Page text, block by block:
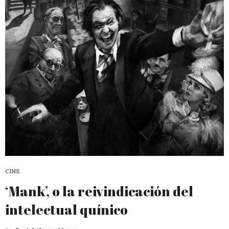
CINE
‘Mank’, o la reivindicación del
intelectual quínico